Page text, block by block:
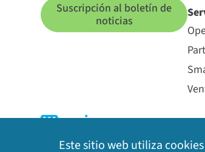
Suscripción al boletín de
noticias
Este sitio web utiliza